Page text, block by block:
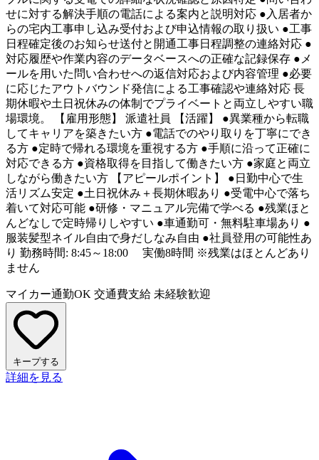
せに対する解決手順の電話による案内と説明対応 ●入居者か
らの宅内工事申し込み受付および申込情報の取り扱い ●工事
日程確定後のお知らせ送付と開通工事日程調整の連絡対応 ●
対応履歴や作業内容のデータベースへの正確な記録保存 ●メ
ールを用いた問い合わせへの返信対応および内容管理 ●必要
に応じたアウトバウンド発信による工事確認や連絡対応 長
期休暇や土日祝休みの体制でプライベートと両立しやすい職
場環境。 【雇用形態】 派遣社員 【活躍】 ●異業種から転職
してキャリアを築きたい方 ●電話でのやり取りを丁寧にでき
る方 ●定時で帰れる環境を重視する方 ●手順に沿って正確に
対応できる方 ●資格取得を目指して働きたい方 ●家庭と両立
しながら働きたい方 【アピールポイント】 ●日勤中心で生
活リズム安定 ●土日祝休み＋長期休暇あり ●受電中心で落ち
着いて対応可能 ●研修・マニュアル完備で学べる ●残業ほと
んどなしで定時帰りしやすい ●車通勤可・無料駐車場あり ●
服装髪型ネイル自由で身だしなみ自由 ●社員登用の可能性あ
り 勤務時間: 8:45～18:00 実働8時間 ※残業はほとんどあり
ません
マイカー通勤OK 交通費支給 未経験歓迎
キープする
詳細を見る